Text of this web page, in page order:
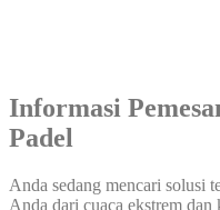
Informasi
Padel
Anda sedang mencari solusi
Anda dari cuaca ekstrem